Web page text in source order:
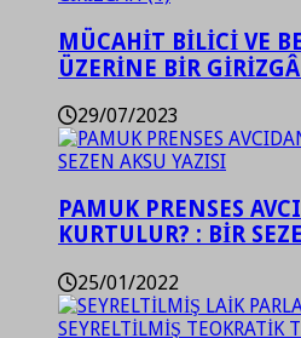
MÜCAHİT BİLİCİ VE
ÜZERİNE BİR
29/07/2023
PAMUK PRENSES
KURTULUR? : BİR
25/01/2022